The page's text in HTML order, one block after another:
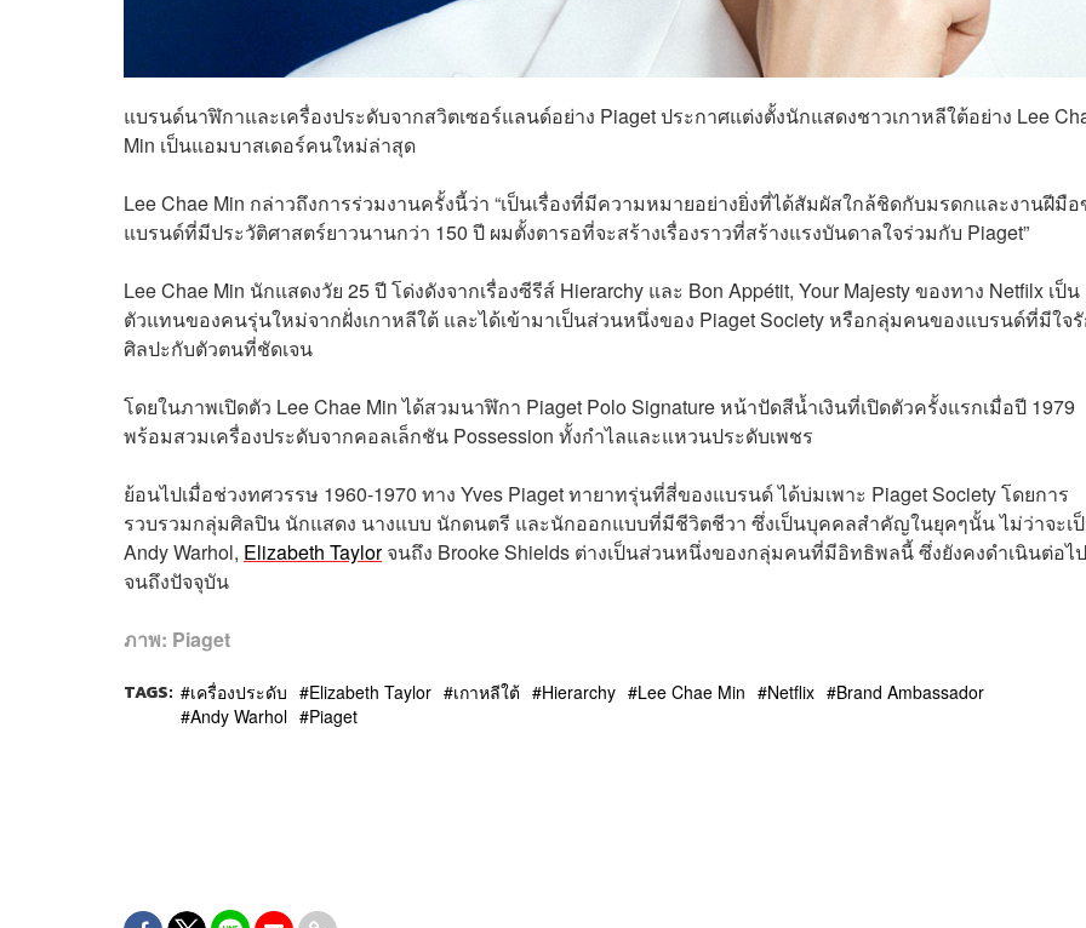
แบรนด์นาฬิกาและเครื่องประดับจากสวิตเซอร์แลนด์อย่าง Piaget ประกาศแต่งตั้งนักแสดงชาวเกาหลีใต้อย่าง Lee
Min เป็นแอมบาสเดอร์คนใหม่ล่าสุด
Lee Chae Min กล่าวถึงการร่วมงานครั้งนี้ว่า “เป็นเรื่องที่มีความหมายอย่างยิ่งที่ได้สัมผัสใกล้ชิดกับมรดกและงานฝีมือ
แบรนด์ที่มีประวัติศาสตร์ยาวนานกว่า 150 ปี ผมตั้งตารอที่จะสร้างเรื่องราวที่สร้างแรงบันดาลใจร่วมกับ Piaget”
Lee Chae Min นักแสดงวัย 25 ปี โด่งดังจากเรื่องซีรีส์ Hierarchy และ Bon Appétit, Your Majesty ของทาง Netfilx เป็น
ตัวแทนของคนรุ่นใหม่จากฝั่งเกาหลีใต้ และได้เข้ามาเป็นส่วนหนึ่งของ Piaget Society หรือกลุ่มคนของแบรนด์ที่มีใจ
ศิลปะกับตัวตนที่ชัดเจน
โดยในภาพเปิดตัว Lee Chae Min ได้สวมนาฬิกา Piaget Polo Signature หน้าปัดสีน้ำเงินที่เปิดตัวครั้งแรกเมื่อปี 1979
พร้อมสวมเครื่องประดับจากคอลเล็กชัน Possession ทั้งกำไลและแหวนประดับเพชร
ย้อนไปเมื่อช่วงทศวรรษ 1960-1970 ทาง Yves Piaget ทายาทรุ่นที่สี่ของแบรนด์ ได้บ่มเพาะ Piaget Society โดยการ
รวบรวมกลุ่มศิลปิน นักแสดง นางแบบ นักดนตรี และนักออกแบบที่มีชีวิตชีวา ซึ่งเป็นบุคคลสำคัญในยุคๆนั้น ไม่ว่าจะเ
Andy Warhol, Elizabeth Taylorจนถึง Brooke Shields ต่างเป็นส่วนหนึ่งของกลุ่มคนที่มีอิทธิพลนี้ ซึ่งยังคงดำเนินต่อไป
จนถึงปัจจุบัน
ภาพ: Piaget
TAGS: เครื่องประดับ Elizabeth Taylor เกาหลีใต้ Hierarchy Lee Chae Min Netflix
Brand Ambassador
Andy Warhol
Piaget